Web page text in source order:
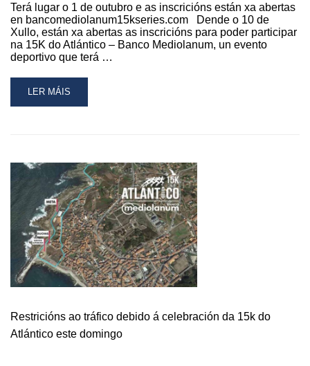
Terá lugar o 1 de outubro e as inscricións están xa abertas
en bancomediolanum15kseries.com Dende o 10 de
Xullo, están xa abertas as inscricións para poder participar
na 15K do Atlántico – Banco Mediolanum, un evento
deportivo que terá …
READ
MORE
DO
ATLÁNTICO
LER MÁIS
Restricións ao tráfico debido á celebración da 15k do
Atlántico este domingo